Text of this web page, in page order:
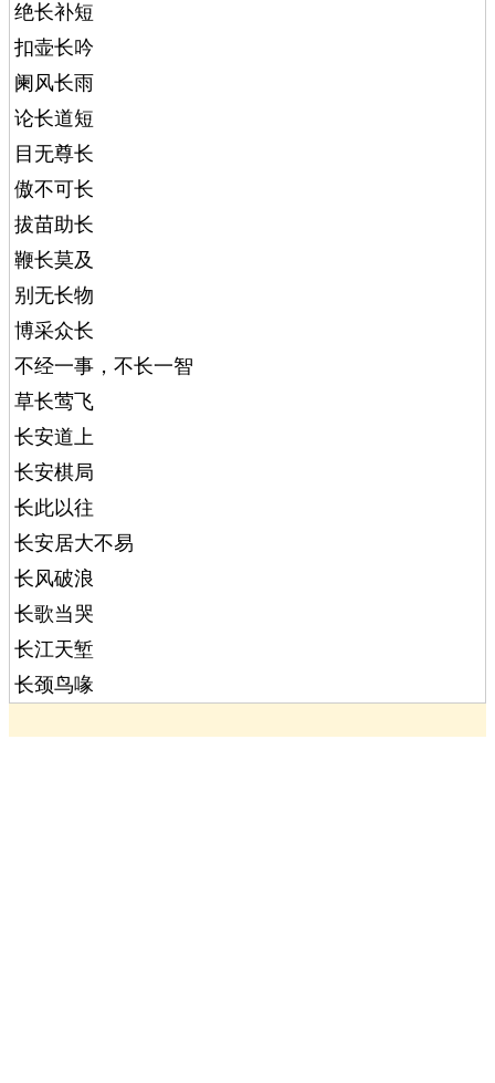
绝长补短
扣壶长吟
阑风长雨
论长道短
目无尊长
傲不可长
拔苗助长
鞭长莫及
别无长物
博采众长
不经一事，不长一智
草长莺飞
长安道上
长安棋局
长此以往
长安居大不易
长风破浪
长歌当哭
长江天堑
长颈鸟喙